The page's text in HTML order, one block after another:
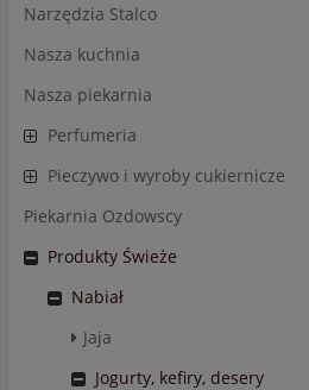
Narzędzia Stalco
Nasza kuchnia
Nasza piekarnia
Perfumeria
Pieczywo i wyroby cukiernicze
Piekarnia Ozdowscy
Produkty Świeże
Nabiał
Jaja
Jogurty, kefiry, desery